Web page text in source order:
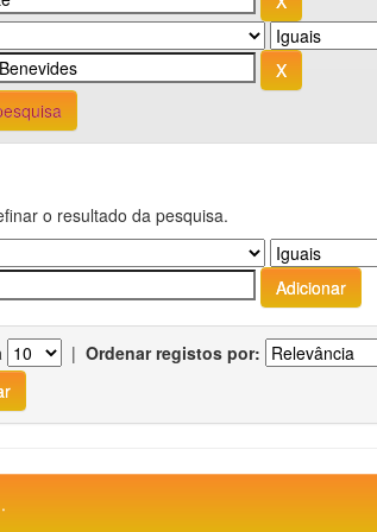
o resultado da pesquisa.
| Ordenar registos por: